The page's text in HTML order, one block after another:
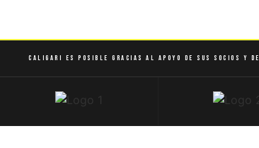
Caligari es posible gracias al apoyo de sus socios y de